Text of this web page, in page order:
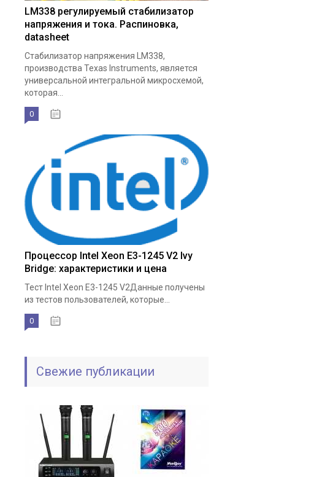
LM338 регулируемый стабилизатор
напряжения и тока. Распиновка,
datasheet
Стабилизатор напряжения LM338,
производства Texas Instruments, является
универсальной интегральной микросхемой,
которая...
0
Процессор Intel Xeon E3-1245 V2 Ivy
Bridge: характеристики и цена
Тест Intel Xeon E3-1245 V2Данные получены
из тестов пользователей, которые...
0
Свежие публикации